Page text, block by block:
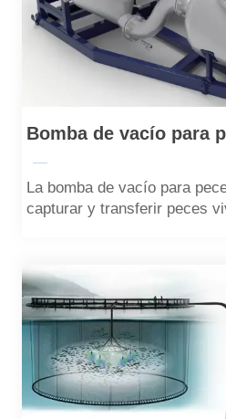
Bomba de vacío para
—
La bomba de vacío para
capturar y transferir peces